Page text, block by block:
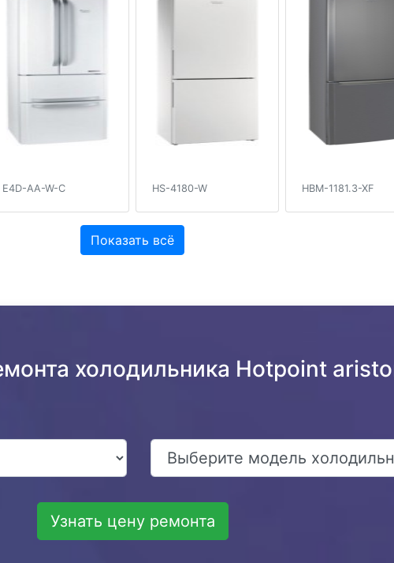
E4D-AA-W-C HS-4180-W HBM-1181.3-XF
Показать всё
холодильника Hotpoint
Узнать цену ремонта